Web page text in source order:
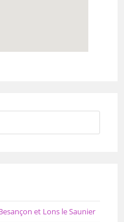
et Lons le Saunier